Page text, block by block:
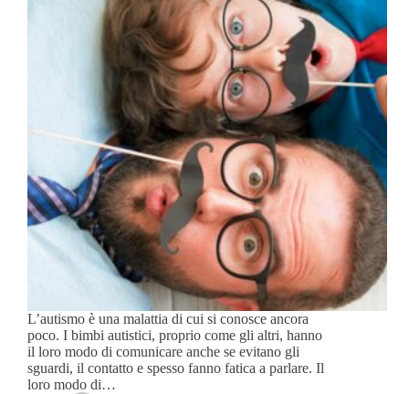
L’autismo è una malattia di cui si conosce ancora
poco. I bimbi autistici, proprio come gli altri, hanno
il loro modo di comunicare anche se evitano gli
sguardi, il contatto e spesso fanno fatica a parlare. Il
loro modo di…